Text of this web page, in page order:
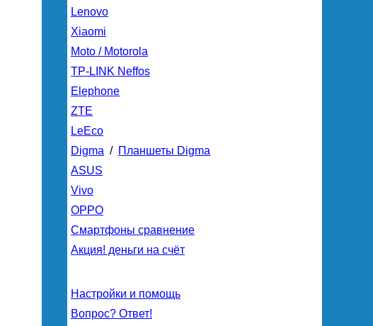
Lenovo
Xiaomi
Moto / Motorola
TP-LINK Neffos
Elephone
ZTE
LeEco
Digma / Планшеты Digma
ASUS
Vivo
OPPO
Смартфоны сравнение
Акция! деньги на счёт
Настройки и помощь
Вопрос? Ответ!